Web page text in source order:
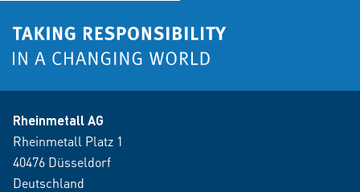
Rheinmetall AG
Rheinmetall Platz 1
40476 Düsseldorf
Deutschland